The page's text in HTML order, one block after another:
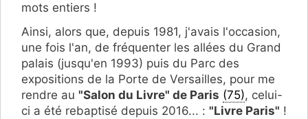
mots entiers !
Ainsi, alors que, depuis 1981, j'avais l'occasion,
une fois l'an, de fréquenter les allées du Grand
palais (jusqu'en 1993) puis du Parc des
expositions de la Porte de Versailles, pour me
rendre au "Salon du Livre" de Paris (75), celui-
ci a été rebaptisé depuis 2016... : "Livre Paris" !